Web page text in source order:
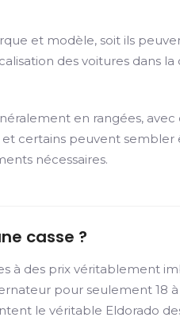
et modèle, soit ils
des voitures dans
en rangées,
certains peuvent
nécessaires.
casse ?
des prix véritablement
pour seulement 18
le véritable Eldorado